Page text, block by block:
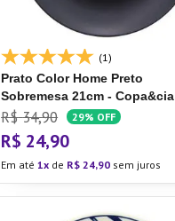
(1)
Prato Color Home Preto
Sobremesa 21cm - Copa&cia
R$ 34,90 29% OFF
R$ 24,90
Em até1 de R$ 24,90 sem juros